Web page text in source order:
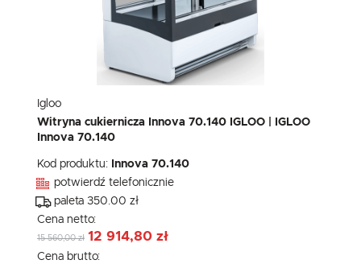
Igloo
Witryna cukiernicza Innova 70.140 IGLOO | IGLOO
Innova 70.140
Kod produktu: Innova 70.140
potwierdź telefonicznie
paleta 350.00 zł
Cena netto:
15 560,00 zł 12 914,80 zł
Cena brutto: